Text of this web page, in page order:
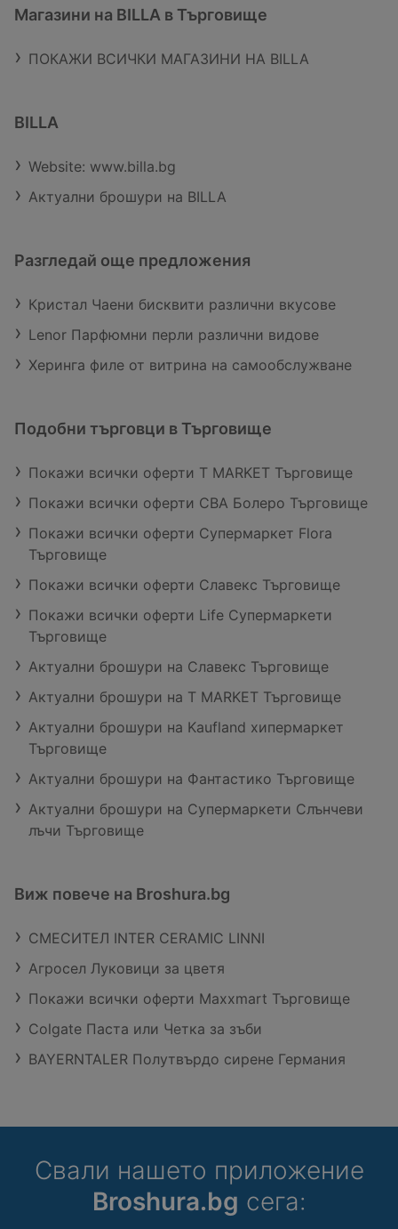
Магазини на BILLA в Търговище
ПОКАЖИ ВСИЧКИ МАГАЗИНИ НА BILLA
BILLA
Website: www.billa.bg
Актуални брошури на BILLA
Разгледай още предложения
Кристал Чаени бисквити различни вкусове
Lenor Парфюмни перли различни видове
Херинга филе от витрина на самообслужване
Подобни търговци в Търговище
Покажи всички оферти T MARKET Търговище
Покажи всички оферти CBA Болеро Търговище
Покажи всички оферти Супермаркет Flora
Търговище
Покажи всички оферти Славекс Търговище
Покажи всички оферти Life Супермаркети
Търговище
Актуални брошури на Славекс Търговище
Актуални брошури на T MARKET Търговище
Актуални брошури на Kaufland хипермаркет
Търговище
Актуални брошури на Фантастико Търговище
Актуални брошури на Супермаркети Слънчеви
лъчи Търговище
Виж повече на Broshura.bg
СМЕСИТЕЛ INTER CERAMIC LINNI
Агросел Луковици за цветя
Покажи всички оферти Maxxmart Търговище
Colgate Паста или Четка за зъби
BAYERNTALER Полутвърдо сирене Германия
Свали нашето приложение
Broshura.bg сега: